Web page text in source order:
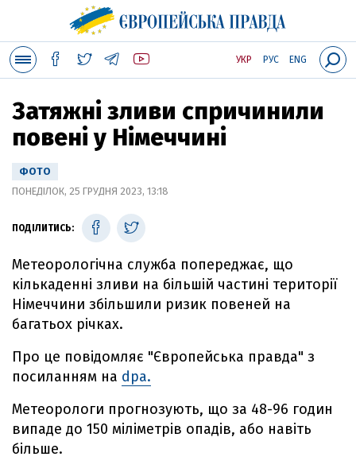
УКР РУС ENG
Затяжні зливи спричинили
повені у Німеччині
ФОТО
ПОНЕДІЛОК, 25 ГРУДНЯ 2023, 13:18
ПОДІЛИТИСЬ:
Метеорологічна служба попереджає, що
кількаденні зливи на більшій частині території
Німеччини збільшили ризик повеней на
багатьох річках.
Про це повідомляє "Європейська правда" з
посиланням на dpa.
Метеорологи прогнозують, що за 48-96 годин
випаде до 150 міліметрів опадів, або навіть
більше.